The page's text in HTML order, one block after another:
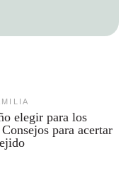
elegir para los
para acertar